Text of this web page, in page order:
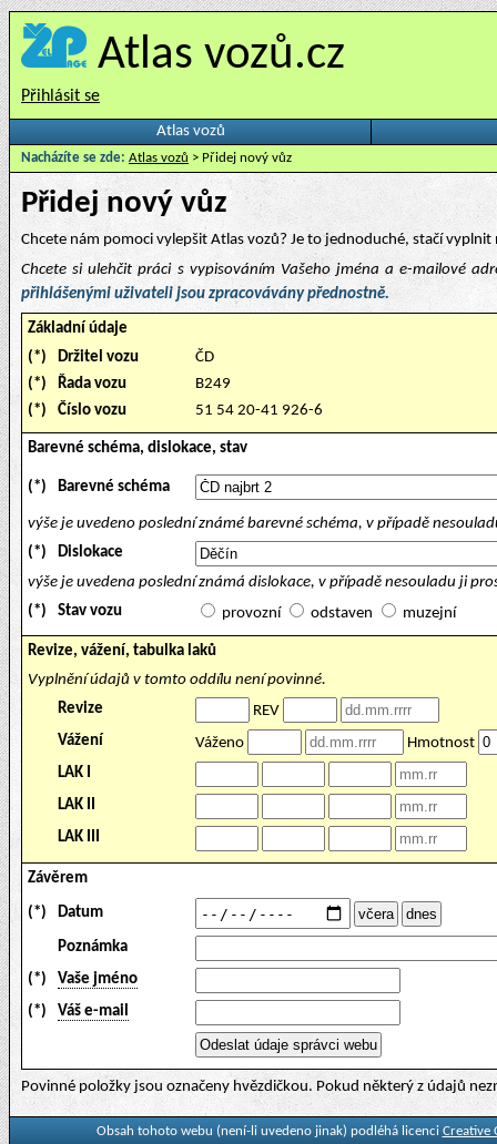
Atlas vozů.cz
Přihlásit se
Atlas vozů
Nacházíte se zde: Atlas vozů > Přidej nový vůz
Přidej nový vůz
Chcete nám pomoci vylepšit Atlas vozů? Je to jednoduché, stačí
Chcete si ulehčit práci s vypisováním Vašeho jména a e-mailové
přihlášenými uživateli jsou zpracovávány přednostně.
Základní údaje
(*)
Držitel vozu
ČD
(*)
Řada vozu
B249
(*)
Číslo vozu 51 54 20-41 926-6
Barevné schéma, dislokace, stav
(*) Barevné schéma
výše je uvedeno poslední známé barevné schéma, v případě
(*)
Dislokace
výše je uvedena poslední známá dislokace, v případě nesouladu ji
(*)
Stav vozu provozní odstaven muzejní
Revize, vážení, tabulka laků
Vyplnění údajů v tomto oddílu není povinné.
Revize
REV
Vážení
Váženo
Hmotnost
LAK I
LAK II
LAK III
Závěrem
(*) Datum
Poznámka
(*)
Vaše jméno
(*)
Váš e-mail
Povinné položky jsou označeny hvězdičkou. Pokud některý z údajů
Obsah tohoto webu (není-li uvedeno jinak) podléhá licenci Creative